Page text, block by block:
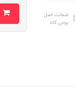
ضمانت اصل
بودن کالا